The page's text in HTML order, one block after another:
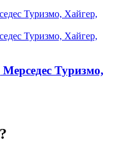
Мерседес Туризмо,